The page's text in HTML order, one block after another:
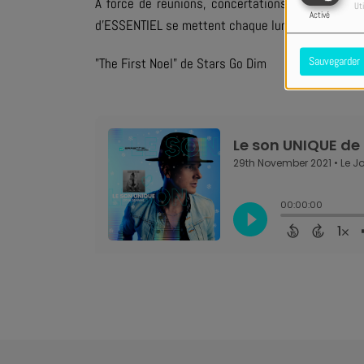
Activé
Sauvegarder
d’ESSENTIEL se mettent chaque lundi d’accord
"The First Noel" de Stars Go Dim